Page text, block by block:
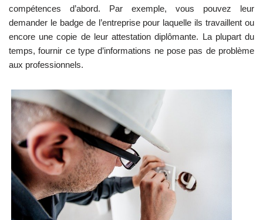
compétences d’abord. Par exemple, vous pouvez leur
demander le badge de l’entreprise pour laquelle ils travaillent ou
encore une copie de leur attestation diplômante. La plupart du
temps, fournir ce type d’informations ne pose pas de problème
aux professionnels.